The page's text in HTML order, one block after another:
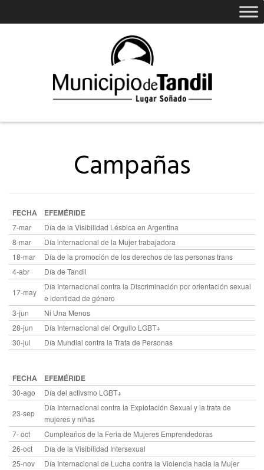
Campañas
FECHA EFEMÉRIDE
7-mar
Día de la Visibilidad Lésbica en Argentina
8-mar
Día internacional de la Mujer trabajadora
18-mar
Día de la promoción de los derechos de las personas trans
4-abr
Día de Tandil
17-may
Día Internacional contra la Discriminación por orientación sexual
e identidad de género
3-jun
Ni Una Menos
28-jun
Día Internacional del Orgullo LGBT+
30-jul
Día Mundial contra la Trata de Personas
FECHA EFEMÉRIDE
30-ago Día del activsmo LGBT+
23-sep
Día Internacional contra la Explotación Sexual y la trata de
mujeres y niñas
7- oct
Cumpleaños de la Feria de Mujeres Emprendedoras
26-oct
Día de la Visibilidad Intersexual
25-nov
Día Internacional de Lucha contra la Violencia hacia la Mujer